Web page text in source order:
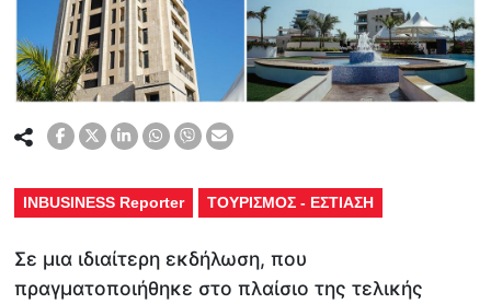
INBUSINESS Reporter ΤΟΥΡΙΣΜΟΣ - ΕΣΤΙΑΣΗ
Σε μια ιδιαίτερη εκδήλωση, που
πραγματοποιήθηκε στο πλαίσιο της τελικής